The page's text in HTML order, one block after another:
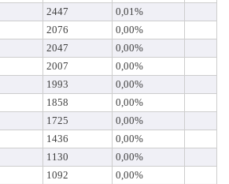
2447
0,01%
2076
0,00%
2047
0,00%
2007
0,00%
1993
0,00%
1858
0,00%
1725
0,00%
1436
0,00%
1130
0,00%
1092
0,00%